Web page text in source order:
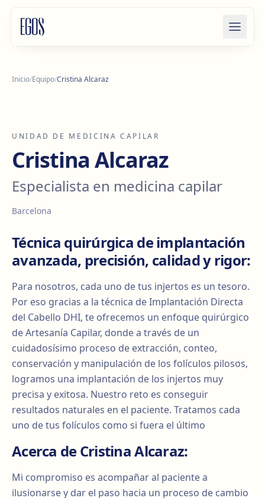
Inicio/Equipo/Cristina Alcaraz
UNIDAD DE MEDICINA CAPILAR
Cristina Alcaraz
Especialista en medicina capilar
Barcelona
Técnica quirúrgica de implantación
avanzada, precisión, calidad y rigor:
Para nosotros, cada uno de tus injertos es un tesoro.
Por eso gracias a la técnica de Implantación Directa
del Cabello DHI, te ofrecemos un enfoque quirúrgico
de Artesanía Capilar, donde a través de un
cuidadosísimo proceso de extracción, conteo,
conservación y manipulación de los folículos pilosos,
logramos una implantación de los injertos muy
precisa y exitosa. Nuestro reto es conseguir
resultados naturales en el paciente. Tratamos cada
uno de tus folículos como si fuera el último
Acerca de Cristina Alcaraz:
Mi compromiso es acompañar al paciente a
ilusionarse y dar el paso hacia un proceso de cambio